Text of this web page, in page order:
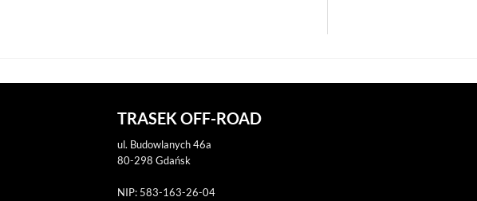
TRASEK OFF-ROAD
ul. Budowlanych 46a
80-298 Gdańsk
NIP: 583-163-26-04